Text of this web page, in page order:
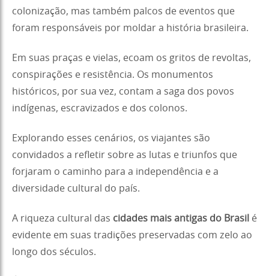
colonização, mas também palcos de eventos que
foram responsáveis por moldar a história brasileira.
Em suas praças e vielas, ecoam os gritos de revoltas,
conspirações e resistência. Os monumentos
históricos, por sua vez, contam a saga dos povos
indígenas, escravizados e dos colonos.
Explorando esses cenários, os viajantes são
convidados a refletir sobre as lutas e triunfos que
forjaram o caminho para a independência e a
diversidade cultural do país.
A riqueza cultural das cidades mais antigas do Brasil é
evidente em suas tradições preservadas com zelo ao
longo dos séculos.